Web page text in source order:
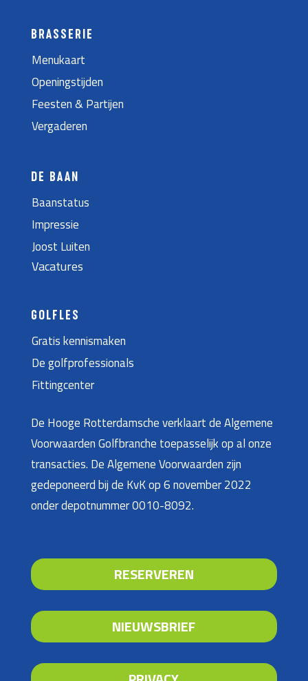
BRASSERIE
Menukaart
Openingstijden
Feesten & Partijen
Vergaderen
DE BAAN
Baanstatus
Impressie
Joost Luiten
Vacatures
GOLFLES
Gratis kennismaken
De golfprofessionals
Fittingcenter
De Hooge Rotterdamsche verklaart de Algemene
Voorwaarden Golfbranche toepasselijk op al onze
transacties. De Algemene Voorwaarden zijn
gedeponeerd bij de KvK op 6 november 2022
onder depotnummer 0010-8092.
RESERVEREN
NIEUWSBRIEF